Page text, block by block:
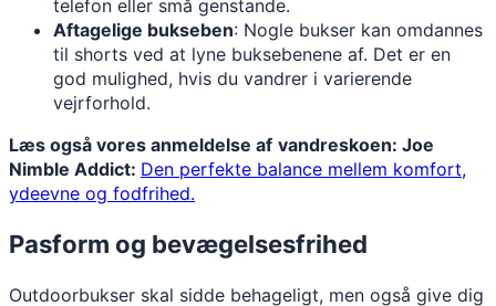
telefon eller små genstande.
Aftagelige bukseben: Nogle bukser kan omdannes
til shorts ved at lyne buksebenene af. Det er en
god mulighed, hvis du vandrer i varierende
vejrforhold.
Læs også vores anmeldelse af vandreskoen: Joe
Nimble Addict: Den perfekte balance mellem komfort,
ydeevne og fodfrihed.
Pasform og bevægelsesfrihed
Outdoorbukser skal sidde behageligt, men også give dig